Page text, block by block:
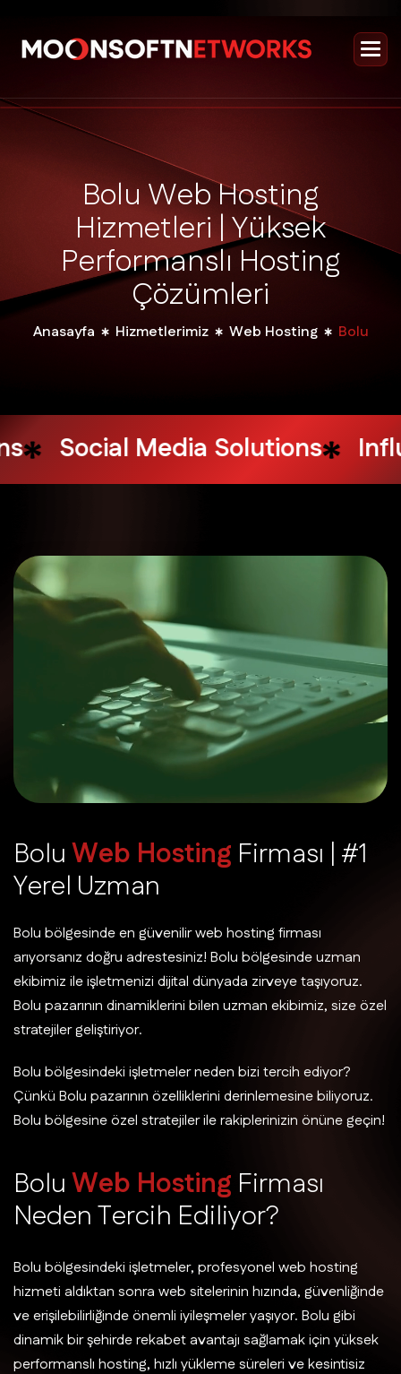
BoluWebHosting
Hizmetleri|Yüksek
Performanslı Hosting
Çözümleri
Anasayfa Hizmetlerimiz Web Hosting Bolu
Design Services Web Hosting
BoluWeb Hosting Firması | #1
Yerel Uzman
Bolu bölgesinde en güvenilir web hosting firması
arıyorsanız doğru adrestesiniz! Bolu bölgesinde uzman
ekibimiz ile işletmenizi dijital dünyada zirveye taşıyoruz.
Bolu pazarının dinamiklerini bilen uzman ekibimiz, size özel
stratejiler geliştiriyor.
Bolu bölgesindeki işletmeler neden bizi tercih ediyor?
Çünkü Bolu pazarının özelliklerini derinlemesine biliyoruz.
Bolu bölgesine özel stratejiler ile rakiplerinizin önüne geçin!
BoluWeb Hosting Firması
NedenTercih Ediliyor?
Bolu bölgesindeki işletmeler, profesyonel web hosting
hizmeti aldıktan sonra web sitelerinin hızında, güvenliğinde
ve erişilebilirliğinde önemli iyileşmeler yaşıyor. Bolu gibi
dinamik bir şehirde rekabet avantajı sağlamak için yüksek
performanslı hosting, hızlı yükleme süreleri ve kesintisiz